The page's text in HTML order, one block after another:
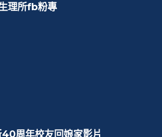
理所fb粉專
周年校友回娘家影片